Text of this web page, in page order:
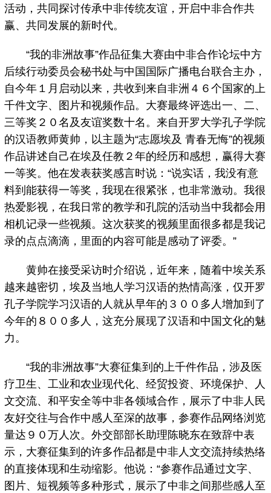
活动，共同探讨传承中非传统友谊，开启中非合作共
赢、共同发展的新时代。
“我的非洲故事”作品征集大赛由中非合作论坛中方
后续行动委员会秘书处与中国国际广播电台联合主办，
自今年１月启动以来，共收到来自非洲４６个国家的上
千件文字、图片和视频作品。大赛最终评选出一、二、
三等奖２０名及友谊奖数十名。来自开罗大学孔子学院
的汉语教师黄帅，以主题为“志愿埃及 青春无悔”的视频
作品讲述自己在埃及任教２年的经历和感想，赢得大赛
一等奖。他在发表获奖感言时说：“说实话，我没有意
料到能获得一等奖，我现在很紧张，也非常激动。我很
热爱影视，在我日常的教学和孔院的活动当中我都会用
相机记录一些视频。这次获奖的视频里面很多都是我记
录的点点滴滴，里面的内容可能是感动了评委。”
黄帅在接受采访时介绍说，近年来，随着中埃关系
越来越密切，埃及当地人学习汉语的热情高涨，仅开罗
孔子学院学习汉语的人就从早年的３００多人增加到了
今年的８００多人，这充分展现了汉语和中国文化的魅
力。
“我的非洲故事”大赛征集到的上千件作品，涉及医
疗卫生、工业和农业现代化、经贸投资、环境保护、人
文交流、和平安全等中非各领域合作，展示了中非人民
友好交往与合作中感人至深的故事，参赛作品网络浏览
量达９０万人次。外交部部长助理陈晓东在致辞中表
示，大赛征集到的许多作品都是中非人文交流持续热络
的直接体现和生动缩影。他说：“参赛作品通过文字、
图片、短视频等多种形式，展示了中非之间那些感人至